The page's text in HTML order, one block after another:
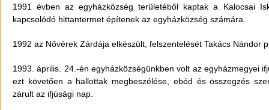
1991 évben az egyházközség területéből kaptak a Kalocsai
kapcsolódó hittantermet építenek az egyházközség számára.
1992 az Nővérek Zárdája elkészült, felszentelését Takács Nándor
1993. április. 24.-én egyházközségünkben volt az egyházmegyei
ezt követően a hallottak megbeszélése, ebéd és összegzés
zárult az ifjúsági nap.